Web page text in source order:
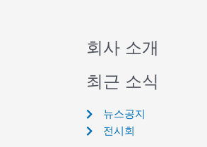
회사 소개
최근 소식
뉴스공지
전시회